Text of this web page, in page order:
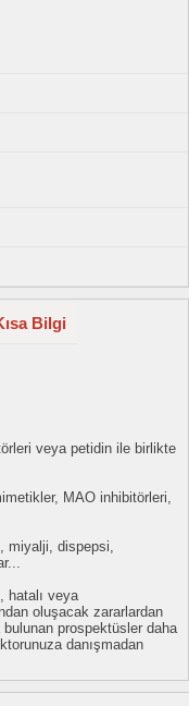
Bilgi
veya petidin ile birlikte
MAO inhibitörleri,
miyalji, dispepsi,
hatalı veya
oluşacak zararlardan
prospektüsler daha
danışmadan